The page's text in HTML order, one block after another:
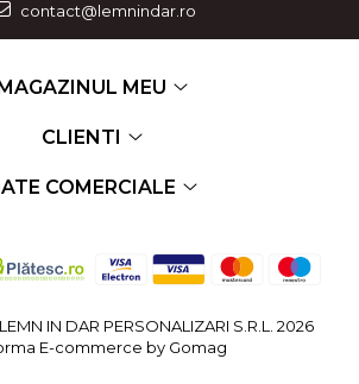
contact@lemnindar.ro
MEU
CLIENTI
COMERCIALE
IN DAR PERSONALIZARI S.R.L. 2026
E-commerce by Gomag